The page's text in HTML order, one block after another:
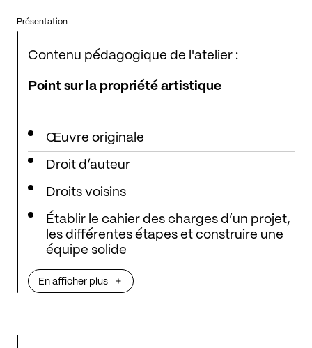
Présentation
Contenu pédagogique de l'atelier :
Point sur la propriété artistique
Œuvre originale
Droit d’auteur
Droits voisins
Établir le cahier des charges d’un projet,
les différentes étapes et construire une
équipe solide
En afficher plus